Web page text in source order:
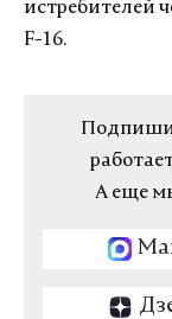
истребителей
F-16.
А еще